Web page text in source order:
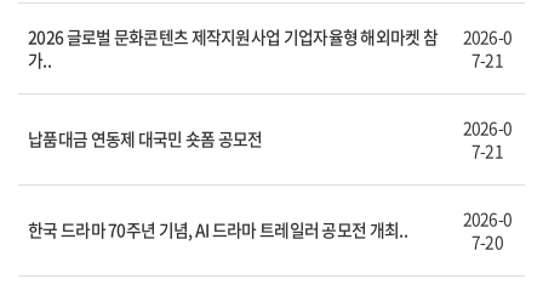
2026 글로벌 문화콘텐츠 제작지원사업 기업자율형 해외마켓 참
가..
2026-0
7-21
납품대금 연동제 대국민 숏폼 공모전
2026-0
7-21
한국 드라마 70주년 기념, AI 드라마 트레일러 공모전 개최..
2026-0
7-20